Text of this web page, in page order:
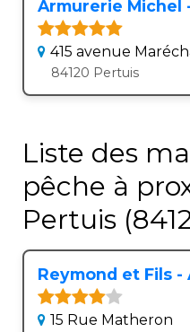
Armurerie Michel
415 avenue
84120 Pertuis
Liste des
pêche à
Pertuis
Reymond et Fils
15 Rue Matheron